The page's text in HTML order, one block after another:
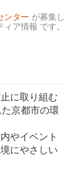
ンター が募集し
ア情報 です。
に取り組む
京都市の環
やイベント
にやさしい